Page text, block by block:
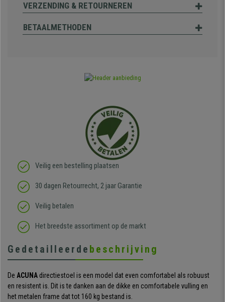
VERZENDING & RETOURNEREN
BETAALMETHODEN
Veilig een bestelling plaatsen
30 dagen Retourrecht, 2 jaar Garantie
Veilig betalen
Het breedste assortiment op de markt
Gedetailleerde beschrijving
De ACUNA directiestoel is een model dat even comfortabel als robuust
en resistent is. Dit is te danken aan de dikke en comfortabele vulling en
het metalen frame dat tot 160 kg bestand is.